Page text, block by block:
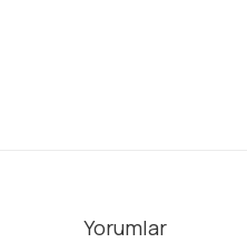
Yorumlar